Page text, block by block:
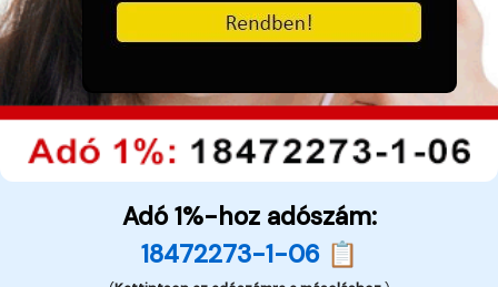
Adó 1%-hoz adószám:
18472273-1-06 📋